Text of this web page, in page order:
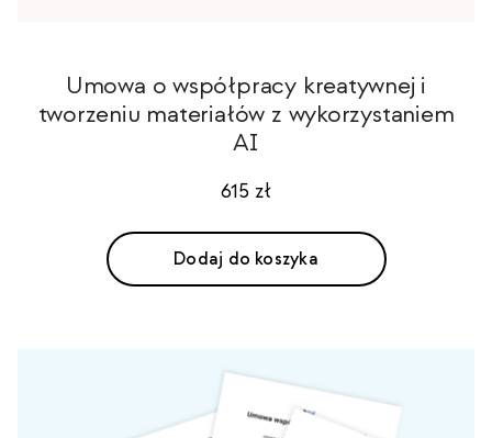
Umowa o współpracy kreatywnej i
tworzeniu materiałów z wykorzystaniem
AI
615 zł
Dodaj do koszyka